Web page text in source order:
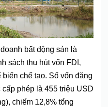
bất động sản là
sách thu hút vốn FDI,
chế tạo. Số vốn đăng
phép là 455 triệu USD
chiếm 12,8% tổng